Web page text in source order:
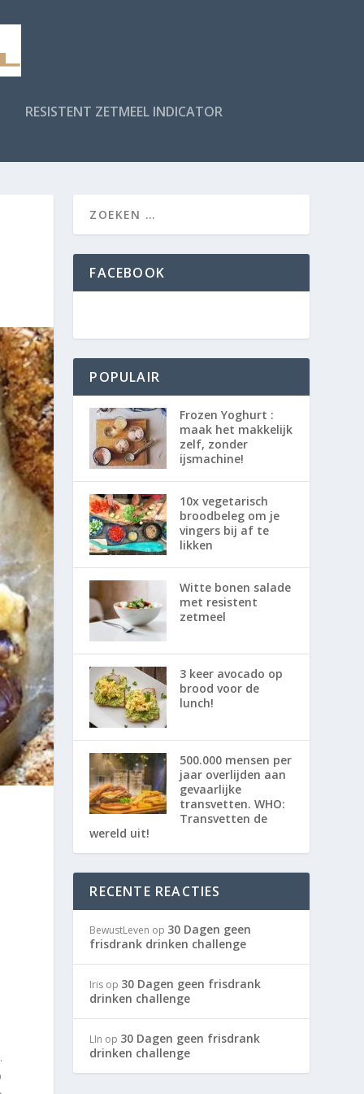
RESISTENT ZETMEEL INDICATOR
FACEBOOK
POPULAIR
Frozen Yoghurt :
maak het makkelijk
zelf, zonder
ijsmachine!
10x vegetarisch
broodbeleg om je
vingers bij af te
likken
Witte bonen salade
met resistent
zetmeel
3 keer avocado op
brood voor de
lunch!
500.000 mensen per
jaar overlijden aan
gevaarlijke
transvetten. WHO:
Transvetten de
wereld uit!
RECENTE REACTIES
BewustLeven op 30 Dagen geen
frisdrank drinken challenge
Iris op 30 Dagen geen frisdrank
drinken challenge
LIn op 30 Dagen geen frisdrank
drinken challenge